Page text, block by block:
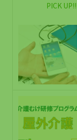
PICK UP!!